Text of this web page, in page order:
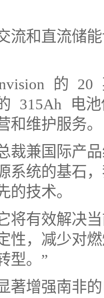
流和直流储
的 20
315Ah 电
和维护服务。
裁兼国际产
系统的基石
的技术。
将有效解决
性，减少对
型。”
著增强南非